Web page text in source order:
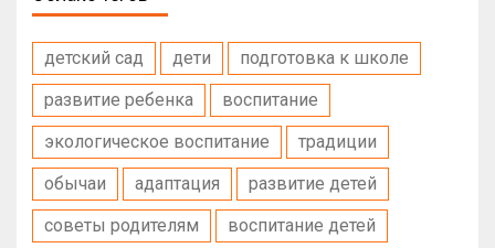
детский сад дети
подготовка к школе
развитие ребенка
воспитание
экологическое воспитание
традиции
обычаи
адаптация
развитие детей
советы родителям
воспитание детей